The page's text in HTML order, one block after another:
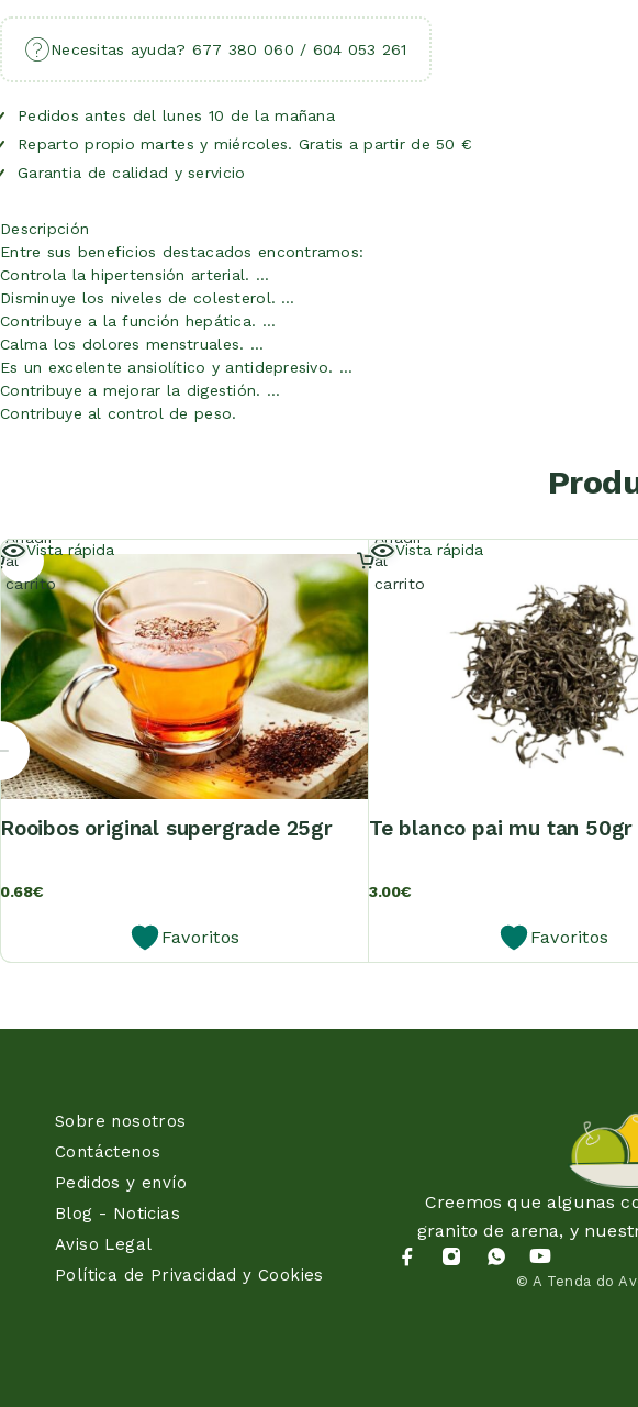
Necesitas ayuda? 677 380 060 / 604 053 261
Pedidos antes del lunes 10 de la mañana
Reparto propio martes y miércoles. Gratis a partir de 50 €
Garantia de calidad y servicio
Descripción
Entre sus beneficios destacados encontramos:
Controla la hipertensión arterial. …
Disminuye los niveles de colesterol. …
Contribuye a la función hepática. …
Calma los dolores menstruales. …
Es un excelente ansiolítico y antidepresivo. …
Contribuye a mejorar la digestión. …
Contribuye al control de peso.
Vista rápida
rooibos original supergrade 25gr
0.68€
Favoritos
Añadir
al
carrito
Vista rápida
te blanco pai mu tan 50gr
3.00€
Favoritos
Añadir
al
carrito
Sobre nosotros
Contáctenos
Pedidos y envío
Blog - Noticias
Aviso Legal
Política de Privacidad y Cookies
Creemos que algunas
granito de arena, y
© A Tenda do